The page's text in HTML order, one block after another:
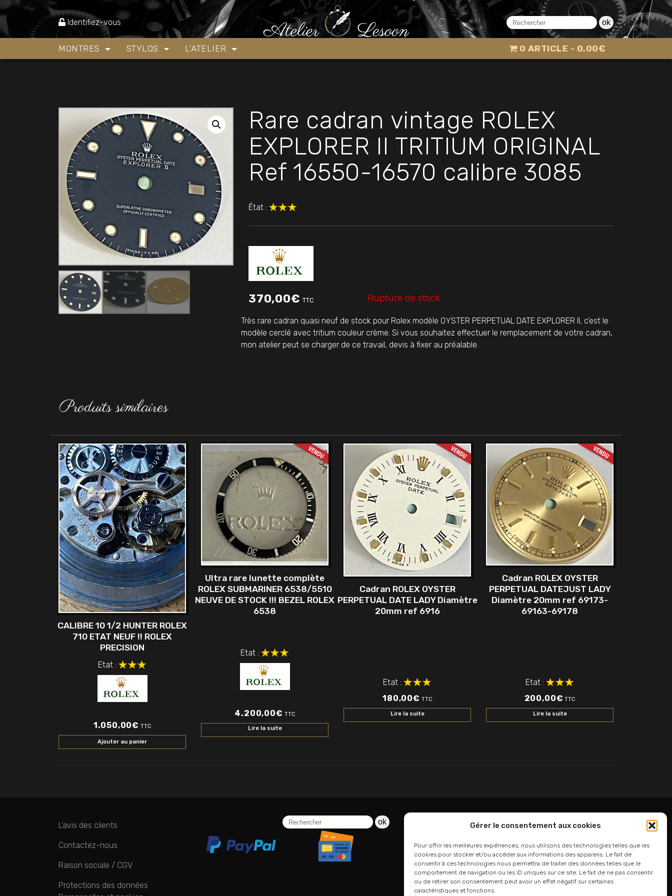
Gérer le consentement aux cookies
Pour offrir les meilleures expériences, nous utilisons des technologies telles que les
cookies pour stocker et/ou accéder aux informations des appareils. Le fait de
consentir à ces technologies nous permettra de traiter des données telles que le
comportement de navigation ou les ID uniques sur ce site. Le fait de ne pas consentir
ou de retirer son consentement peut avoir un effet négatif sur certaines
caractéristiques et fonctions.
Identifiez-vous ok
MONTRES STYLOS L’ATELIER 0 ARTICLE 0,00€
Piéces détachées et accéssoires Pièces détachées montres
Rare cadran vintage ROLEX EXPLORER II TRITIUM ORIGINAL Ref 16550-
16570 calibre 3085
Rare cadran vintage ROLEX
EXPLORER II TRITIUM ORIGINAL
Ref 16550-16570 calibre 3085
État :
370,00€ TTC Rupture de stock
Très rare cadran quasi neuf de stock pour Rolex modèle OYSTER PERPETUAL DATE EXPLORER II, c’est le
modèle cerclé avec tritium couleur crème. Si vous souhaitez effectuer le remplacement de votre cadran,
mon atelier peut se charger de ce travail, devis à fixer au préalable.
Produits similaires
CALIBRE 10 1/2 HUNTER ROLEX
710 ETAT NEUF !! ROLEX
PRECISION
Etat :
1.050,00€ TTC
Ajouter au panier
Ultra rare lunette complète
ROLEX SUBMARINER 6538/5510
NEUVE DE STOCK !!! BEZEL ROLEX
6538
Etat :
4.200,00€ TTC
Lire la suite
Cadran ROLEX OYSTER
PERPETUAL DATE LADY Diamètre
20mm ref 6916
Etat :
180,00€ TTC
Lire la suite
Cadran ROLEX OYSTER
PERPETUAL DATEJUST LADY
Diamètre 20mm ref 69173-
69163-69178
Etat :
200,00€ TTC
Lire la suite
L’avis des clients
Contactez-nous
Raison sociale / CGV
Protections des données
ok
06 24 94 44 05
01 75 33 00 85